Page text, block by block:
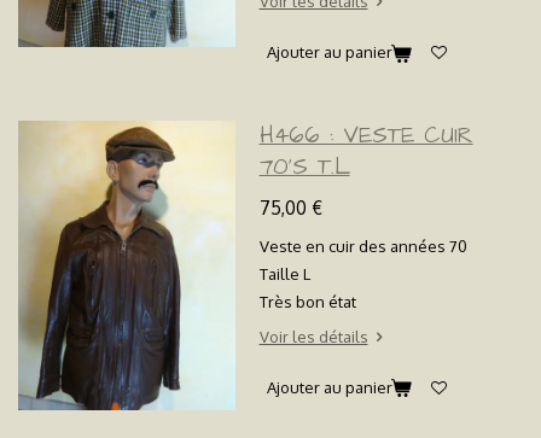
Ajouter au panier
H466 : VESTE CUIR
70'S T.L
75,00 €
Veste en cuir des années 70
Taille L
Très bon état
Voir les détails
Ajouter au panier